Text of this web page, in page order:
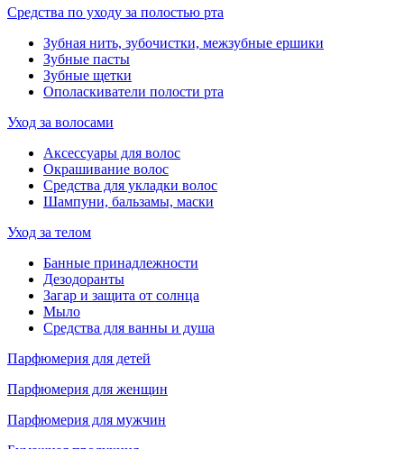
Средства по уходу за полостью рта
Зубная нить, зубочистки, межзубные ершики
Зубные пасты
Зубные щетки
Ополаскиватели полости рта
Уход за волосами
Аксессуары для волос
Окрашивание волос
Средства для укладки волос
Шампуни, бальзамы, маски
Уход за телом
Банные принадлежности
Дезодоранты
Загар и защита от солнца
Мыло
Средства для ванны и душа
Парфюмерия для детей
Парфюмерия для женщин
Парфюмерия для мужчин